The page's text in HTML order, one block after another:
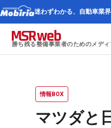
迷わずわかる、 自動車業
勝ち残る整備事業者のためのメディ
情報BOX
マツダと